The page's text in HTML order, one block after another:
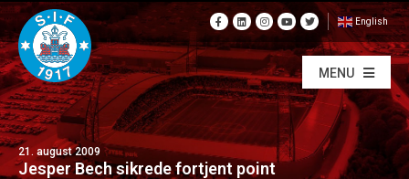
English
MENU
21. august 2009
Jesper Bech sikrede fortjent point